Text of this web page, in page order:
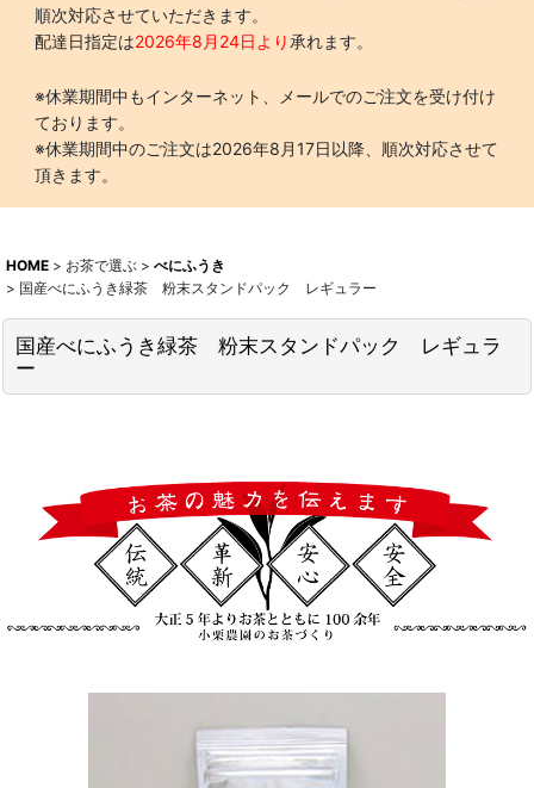
順次対応させていただきます。
配達日指定は2026年8月24日より承れます。
※休業期間中もインターネット、メールでのご注文を受け付け
ております。
※休業期間中のご注文は2026年8月17日以降、順次対応させて
頂きます。
HOME > お茶で選ぶ > べにふうき
> 国産べにふうき緑茶 粉末スタンドパック レギュラー
国産べにふうき緑茶 粉末スタンドパック レギュラ
ー